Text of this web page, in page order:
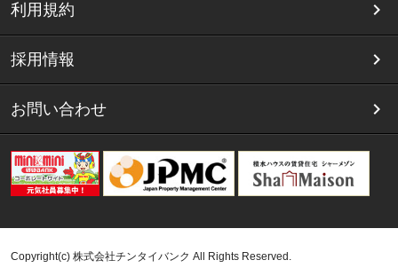
利用規約
採用情報
お問い合わせ
Copyright(c) 株式会社チンタイバンク All Rights Reserved.